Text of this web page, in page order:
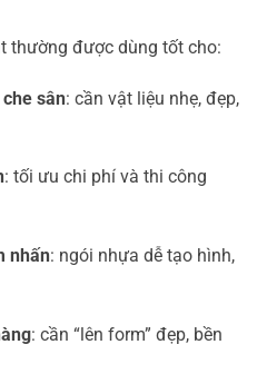
thường được dùng tốt cho:
sân: cần vật liệu nhẹ, đẹp,
: tối ưu chi phí và thi công
nhấn: ngói nhựa dễ tạo hình,
: cần “lên form” đẹp, bền